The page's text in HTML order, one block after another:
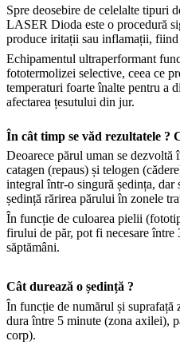
Spre deosebire de celelalte tipuri
LASER Dioda este o procedură
produce iritații sau inflamații,
Echipamentul ultraperformant
fototermolizei selective, ceea ce
temperaturi foarte înalte pentru a
afectarea țesutului din jur.
În cât timp se văd rezultatele ?
Deoarece părul uman se dezvoltă
catagen (repaus) și telogen
integral într-o singură ședința, dar
ședință rărirea părului în zonele
În funcție de culoarea pielii
firului de păr, pot fi necesare
săptămâni.
Cât durează o ședință ?
În funcție de numărul și suprafață
dura între 5 minute (zona axilei),
corp).